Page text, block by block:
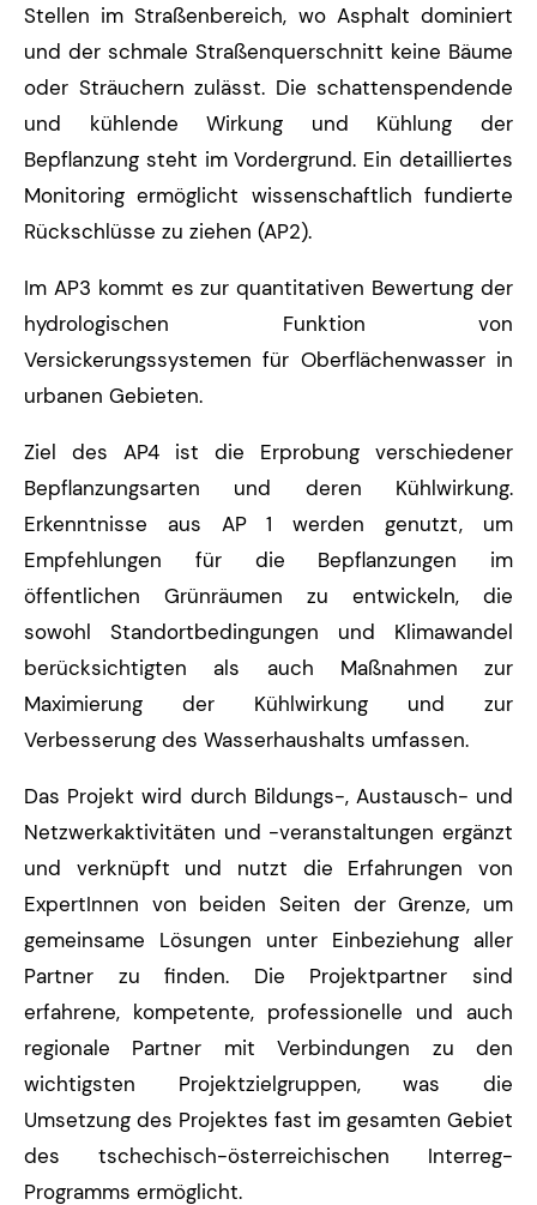
Stellen im Straßenbereich, wo Asphalt dominiert
und der schmale Straßenquerschnitt keine Bäume
oder Sträuchern zulässt. Die schattenspendende
und kühlende Wirkung und Kühlung der
Bepflanzung steht im Vordergrund. Ein detailliertes
Monitoring ermöglicht wissenschaftlich fundierte
Rückschlüsse zu ziehen (AP2).
Im AP3 kommt es zur quantitativen Bewertung der
hydrologischen Funktion von
Versickerungssystemen für Oberflächenwasser in
urbanen Gebieten.
Ziel des AP4 ist die Erprobung verschiedener
Bepflanzungsarten und deren Kühlwirkung.
Erkenntnisse aus AP 1 werden genutzt, um
Empfehlungen für die Bepflanzungen im
öffentlichen Grünräumen zu entwickeln, die
sowohl Standortbedingungen und Klimawandel
berücksichtigten als auch Maßnahmen zur
Maximierung der Kühlwirkung und zur
Verbesserung des Wasserhaushalts umfassen.
Das Projekt wird durch Bildungs-, Austausch- und
Netzwerkaktivitäten und -veranstaltungen ergänzt
und verknüpft und nutzt die Erfahrungen von
ExpertInnen von beiden Seiten der Grenze, um
gemeinsame Lösungen unter Einbeziehung aller
Partner zu finden. Die Projektpartner sind
erfahrene, kompetente, professionelle und auch
regionale Partner mit Verbindungen zu den
wichtigsten Projektzielgruppen, was die
Umsetzung des Projektes fast im gesamten Gebiet
des tschechisch-österreichischen Interreg-
Programms ermöglicht.